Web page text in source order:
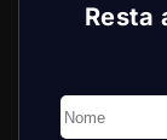
Resta